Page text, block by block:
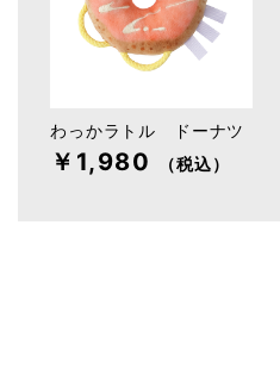
わっかラトル ドーナツ
￥1,980 （税込）